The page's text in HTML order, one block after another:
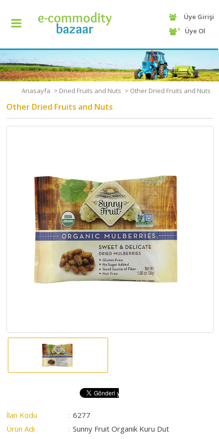
+90
425
13
70
ANASAYFA
KATEGORİ
HAKKIMIZDA
İHALELERİ
İHALELERİ
SSS
Üye Girişi
Üye Ol
Anasayfa > Dried Fruits and Nuts > Other Dried Fruits and Nuts
Other Dried Fruits and Nuts
İlan Kodu : 6277
Ürün Adı
: Sunny Fruit Organik Kuru Dut